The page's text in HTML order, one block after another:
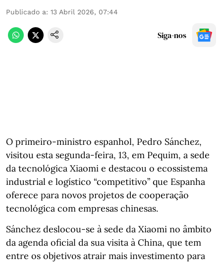
Publicado a: 13 Abril 2026, 07:44
Siga-nos
O primeiro-ministro espanhol, Pedro Sánchez,
visitou esta segunda-feira, 13, em Pequim, a sede
da tecnológica Xiaomi e destacou o ecossistema
industrial e logístico “competitivo” que Espanha
oferece para novos projetos de cooperação
tecnológica com empresas chinesas.
Sánchez deslocou-se à sede da Xiaomi no âmbito
da agenda oficial da sua visita à China, que tem
entre os objetivos atrair mais investimento para